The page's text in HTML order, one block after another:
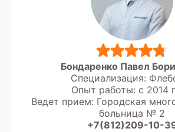
Бондаренко Павел
Специализация:
Опыт работы: с 2014
Ведет прием: Городская
больница № 2
+7(812)209-10-